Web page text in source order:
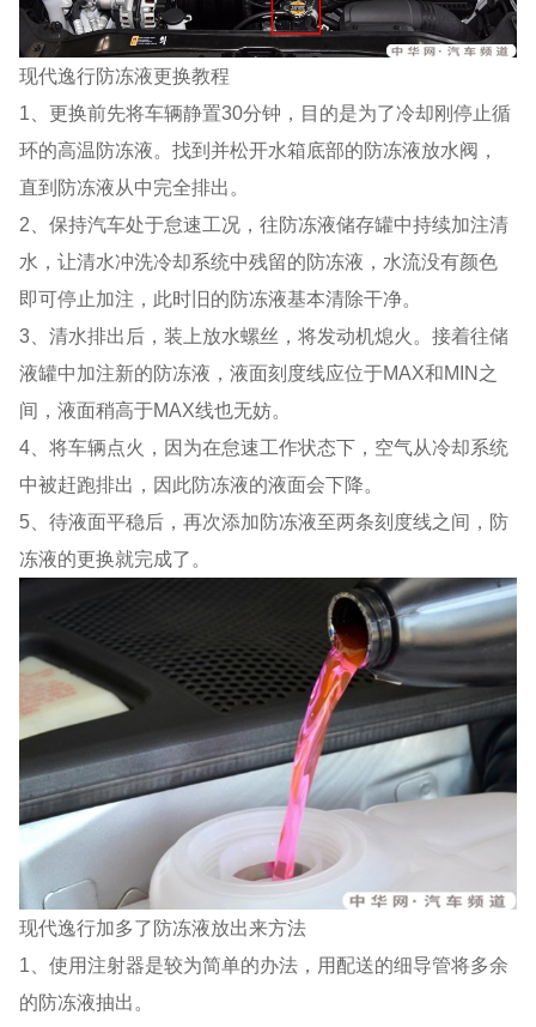
现代逸行防冻液更换教程
1、更换前先将车辆静置30分钟，目的是为了冷却刚停止循
环的高温防冻液。找到并松开水箱底部的防冻液放水阀，
直到防冻液从中完全排出。
2、保持汽车处于怠速工况，往防冻液储存罐中持续加注清
水，让清水冲洗冷却系统中残留的防冻液，水流没有颜色
即可停止加注，此时旧的防冻液基本清除干净。
3、清水排出后，装上放水螺丝，将发动机熄火。接着往储
液罐中加注新的防冻液，液面刻度线应位于MAX和MIN之
间，液面稍高于MAX线也无妨。
4、将车辆点火，因为在怠速工作状态下，空气从冷却系统
中被赶跑排出，因此防冻液的液面会下降。
5、待液面平稳后，再次添加防冻液至两条刻度线之间，防
冻液的更换就完成了。
现代逸行加多了防冻液放出来方法
1、使用注射器是较为简单的办法，用配送的细导管将多余
的防冻液抽出。